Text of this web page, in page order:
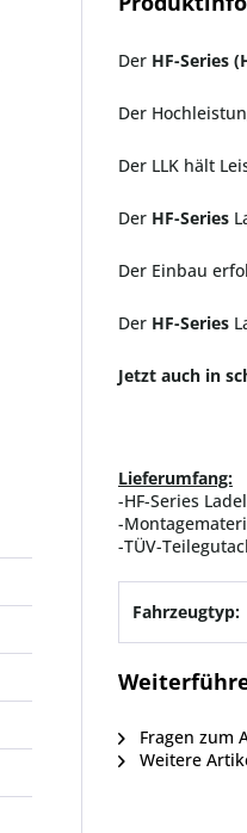
Der HF-Series
Der
Der LLK hält
Der HF-Series
Der Einbau
Der HF-Series
Jetzt auch in
Lieferumfang:
-HF-Series
-
-TÜV-
Fahrzeugtyp:
Fragen zum
Weitere